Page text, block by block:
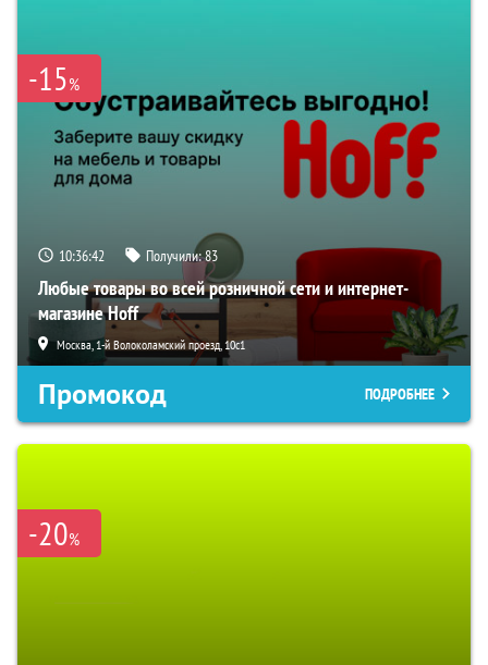
-15%
10:36:41 Получили:83
Любые товары во всей розничной сети и интернет-
магазине Hoff
Москва, 1-й Волоколамский проезд, 10с1
Промокод ПОДРОБНЕЕ
-20%